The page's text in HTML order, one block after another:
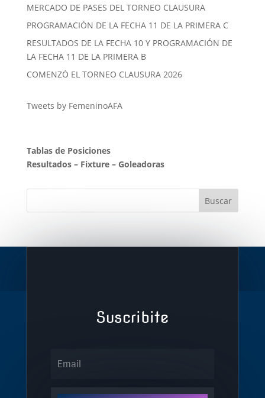
MERCADO DE PASES DEL TORNEO CLAUSURA
PROGRAMACIÓN DE LA FECHA 11 DE LA PRIMERA C
RESULTADOS DE LA FECHA 10 Y PROGRAMACIÓN DE
LA FECHA 11 DE LA PRIMERA B
COMENZÓ EL TORNEO CLAUSURA 2026
Tweets by FemeninoAFA
Tablas de Posiciones
Resultados– Fixture– Goleadoras
Suscribite